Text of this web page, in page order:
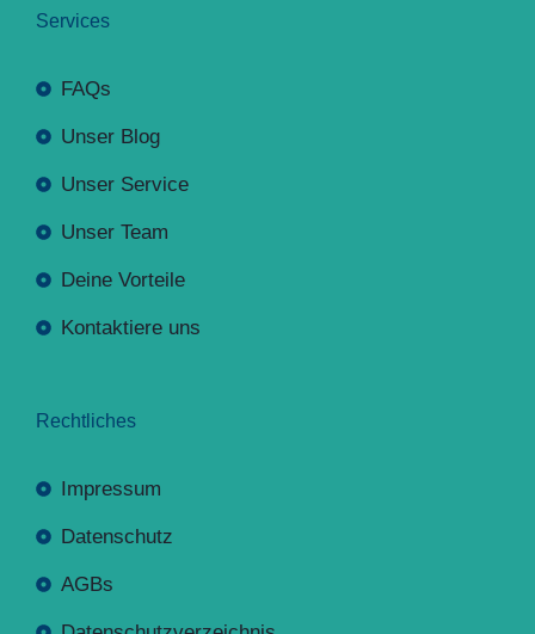
Services
FAQs
Unser Blog
Unser Service
Unser Team
Deine Vorteile
Kontaktiere uns
Rechtliches
Impressum
Datenschutz
AGBs